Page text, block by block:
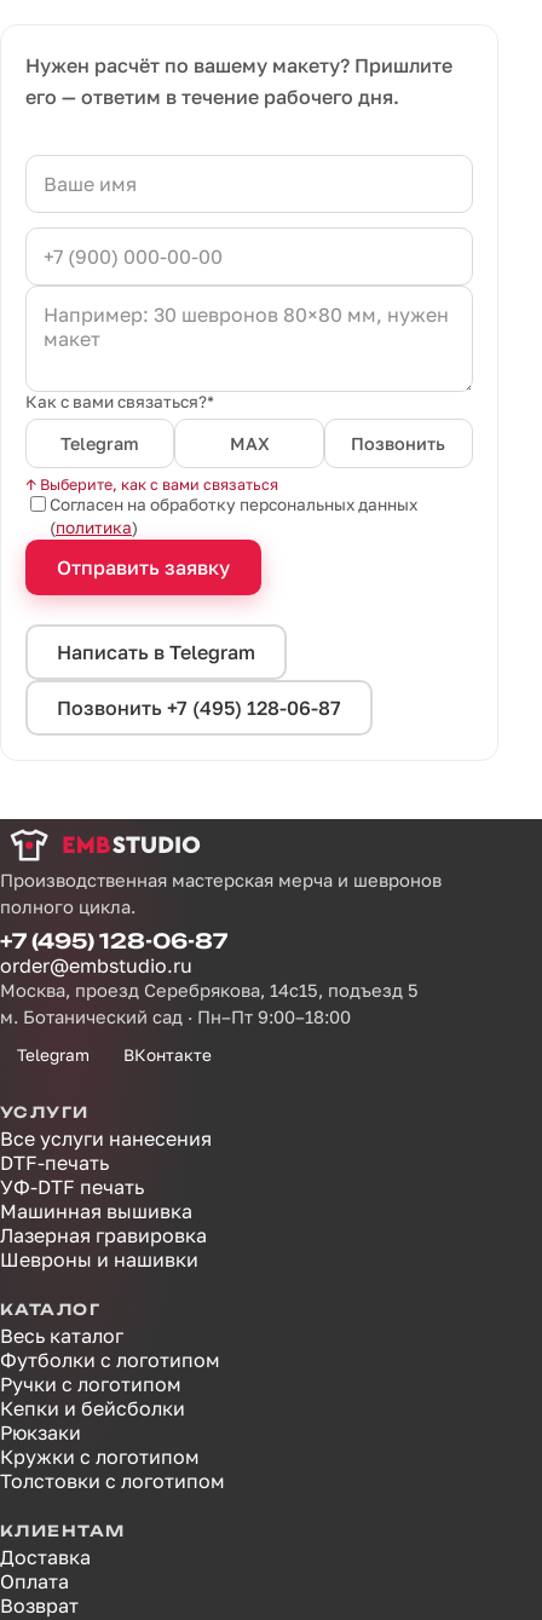
Нужен расчёт по вашему макету? Пришлите
его — ответим в течение рабочего дня.
Как с вами связаться?*
Telegram MAX Позвонить
↑ Выберите, как с вами связаться
Согласен на обработку персональных данных
(политика)
Отправить заявку
Написать в Telegram
Позвонить +7 (495) 128-06-87
Производственная мастерская мерча и шевронов
полного цикла.
+7 (495) 128-06-87
order@embstudio.ru
Москва, проезд Серебрякова, 14с15, подъезд 5
м. Ботанический сад · Пн–Пт 9:00–18:00
Telegram ВКонтакте
УСЛУГИ
Все услуги нанесения
DTF-печать
УФ-DTF печать
Машинная вышивка
Лазерная гравировка
Шевроны и нашивки
КАТАЛОГ
Весь каталог
Футболки с логотипом
Ручки с логотипом
Кепки и бейсболки
Рюкзаки
Кружки с логотипом
Толстовки с логотипом
КЛИЕНТАМ
Доставка
Оплата
Возврат